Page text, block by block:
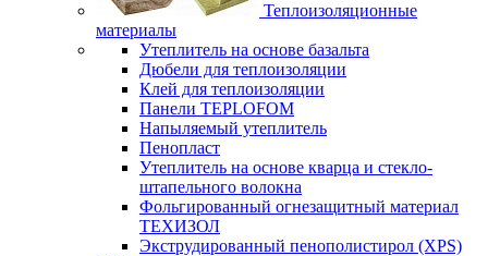
Теплоизоляционные
материалы
Утеплитель на основе базальта
Дюбели для теплоизоляции
Клей для теплоизоляции
Панели TEPLOFOM
Напыляемый утеплитель
Пенопласт
Утеплитель на основе кварца и стекло-
штапельного волокна
Фольгированный огнезащитный материал
ТЕХИЗОЛ
Экструдированный пенополистирол (XPS)